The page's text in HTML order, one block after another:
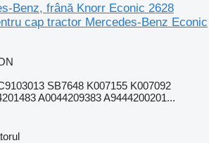
Benz, frână Knorr Econic 2628
cap tractor Mercedes-Benz Econic
SB7648 K007155 K007092
A0044209383 A9444200201...